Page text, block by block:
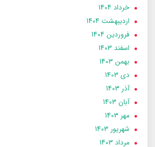
خرداد 1404
ارديبهشت 1404
فروردین 1404
اسفند 1403
بهمن 1403
دی 1403
آذر 1403
آبان 1403
مهر 1403
شهریور 1403
مرداد 1403